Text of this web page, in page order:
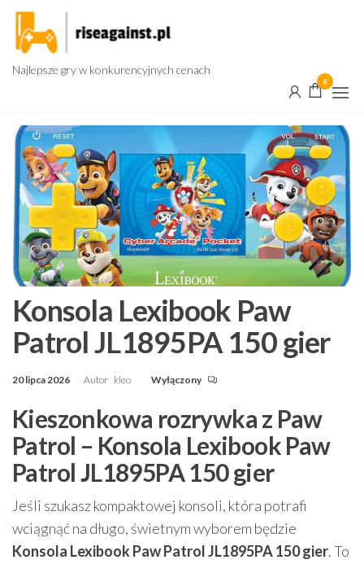
Przejdź
treści
Najlepsze gry w konkurencyjnych cenach
0
Konsola Lexibook Paw
Patrol JL1895PA 150 gier
20 lipca 2026 Autor kleo Wyłączony
Kieszonkowa rozrywka z Paw
Patrol – Konsola Lexibook Paw
Patrol JL1895PA 150 gier
Jeśli szukasz kompaktowej konsoli, która potrafi
wciągnąć na długo, świetnym wyborem będzie
Konsola Lexibook Paw Patrol JL1895PA 150 gier. To